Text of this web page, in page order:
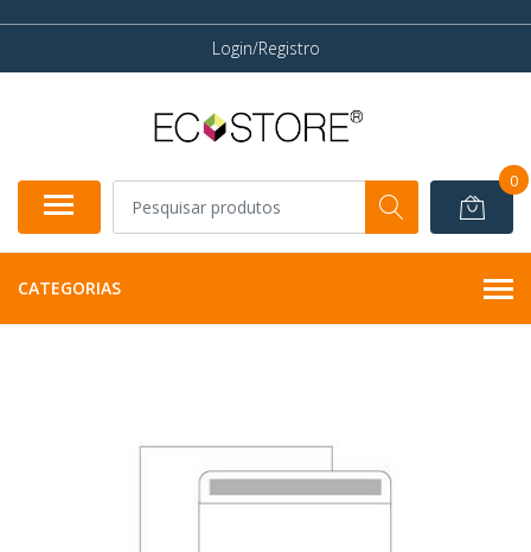
Login/Registro
0
CATEGORIAS